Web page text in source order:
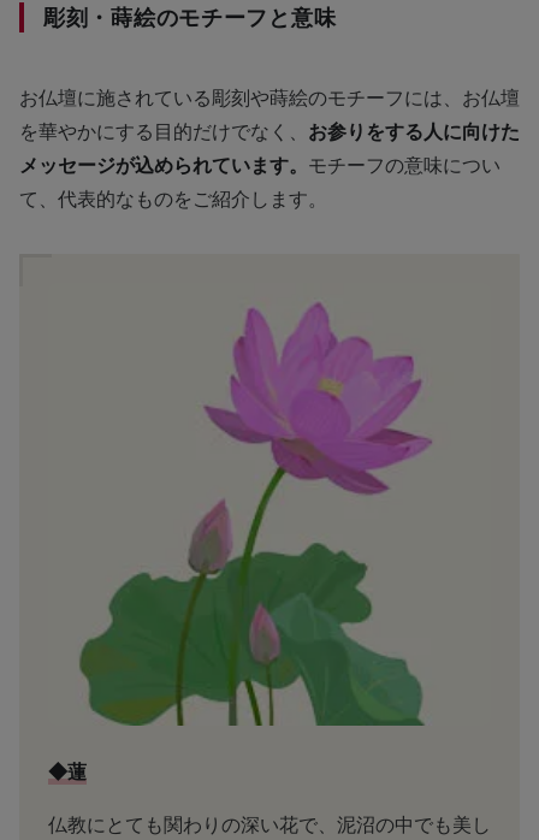
彫刻・蒔絵のモチーフと意味
お仏壇に施されている彫刻や蒔絵のモチーフには、お仏壇
を華やかにする目的だけでなく、 お参りをする人に向けた
メッセージが込められています。 モチーフの意味につい
て、代表的なものをご紹介します。
◆蓮
仏教にとても関わりの深い花で、泥沼の中でも美し